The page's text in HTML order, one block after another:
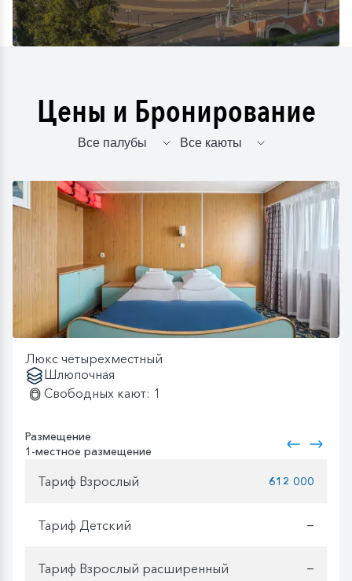
Цены и Бронирование
Люкс четырехместный
Шлюпочная
Свободных кают: 1
Размещение
1-местное размещение
Тариф Взрослый 612 000
Тариф Детский —
Тариф Взрослый расширенный —